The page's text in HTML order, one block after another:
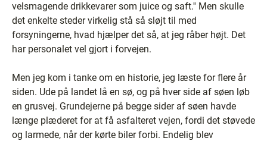
velsmagende drikkevarer som juice og saft.'' Men skulle
det enkelte steder virkelig stå så sløjt til med
forsyningerne, hvad hjælper det så, at jeg råber højt. Det
har personalet vel gjort i forvejen.
Men jeg kom i tanke om en historie, jeg læste for flere år
siden. Ude på landet lå en sø, og på hver side af søen løb
en grusvej. Grundejerne på begge sider af søen havde
længe plæderet for at få asfalteret vejen, fordi det støvede
og larmede, når der kørte biler forbi. Endelig blev